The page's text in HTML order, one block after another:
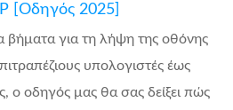
[Οδηγός 2025]
βήματα για τη λήψη της οθόνης
υπολογιστές έως
ο οδηγός μας θα σας δείξει πώς